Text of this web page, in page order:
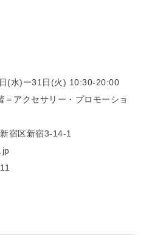
(水)ー31日(火) 10:30-20:00
アクセサリー・プロモーショ
宿区新宿3-14-1